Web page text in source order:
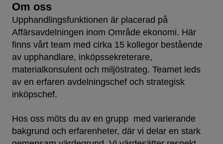
Om oss
Upphandlingsfunktionen är placerad på
Affärsavdelningen inom Område ekonomi. Här
finns vårt team med cirka 15 kollegor bestående
av upphandlare, inköpssekreterare,
materialkonsulent och miljöstrateg. Teamet leds
av en erfaren avdelningschef och strategisk
inköpschef.
Hos oss möts du av en grupp med varierande
bakgrund och erfarenheter, där vi delar en stark